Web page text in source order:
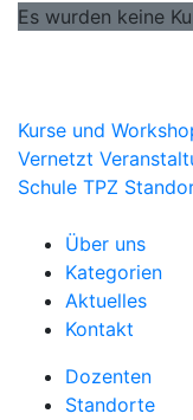
Es wurden keine
Kurse und
Vernetzt
Schule TPZ
Über uns
Kategorien
Aktuelles
Kontakt
Dozenten
Standorte